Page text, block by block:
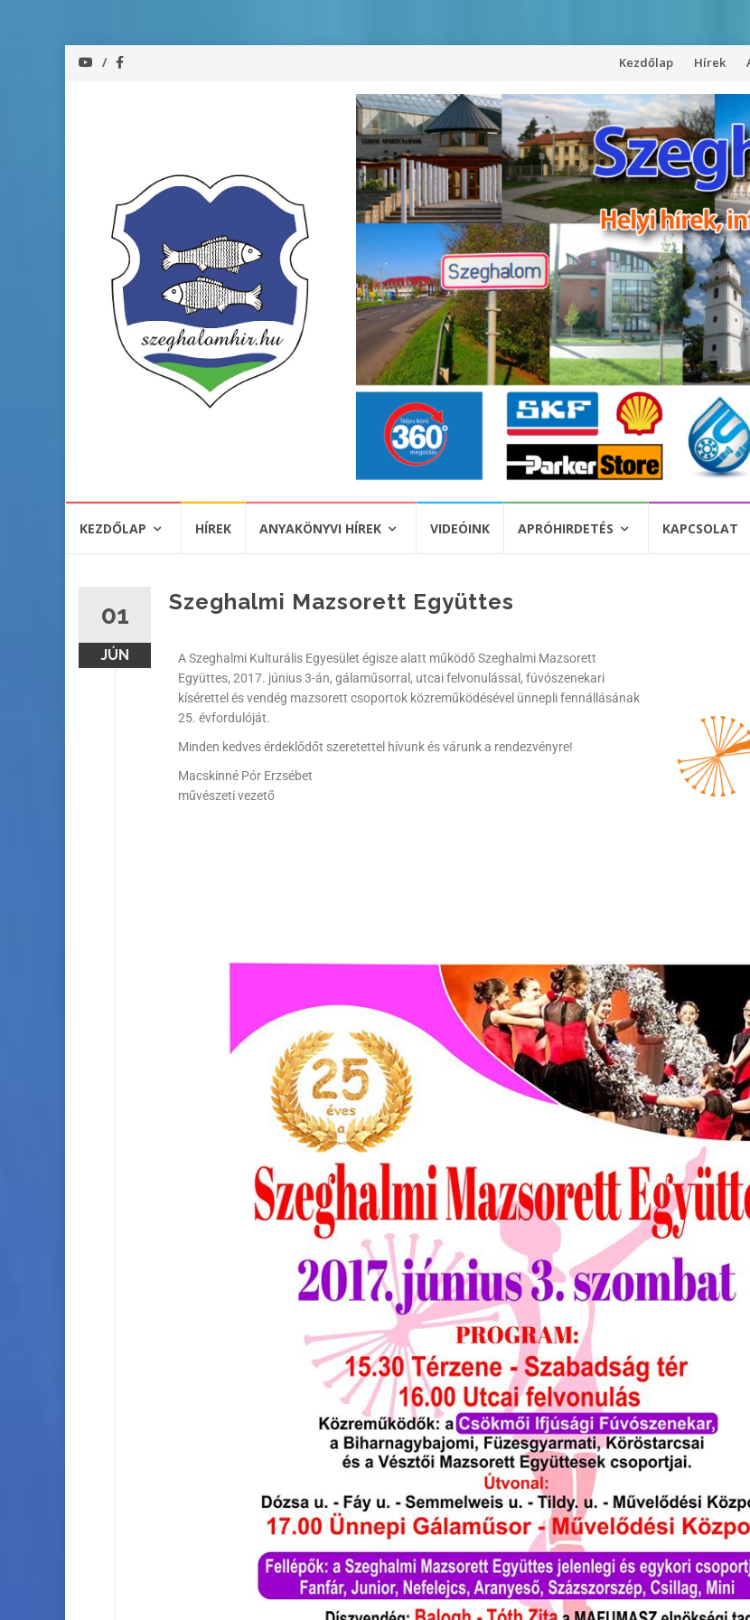
Kezdőlap Hírek
KEZDŐLAP HÍREK ANYAKÖNYVI HÍREK VIDEÓINK APRÓHIRDETÉS KAPCSOLAT
01
JÚN
Szeghalmi Mazsorett Együttes
A Szeghalmi Kulturális Egyesület égisze alatt működő Szeghalmi Mazsorett
Együttes, 2017. június 3-án, gálaműsorral, utcai felvonulással, fúvószenekari
kísérettel és vendég mazsorett csoportok közreműködésével ünnepli fennállásának
25. évfordulóját.
Minden kedves érdeklődőt szeretettel hívunk és várunk a rendezvényre!
Macskinné Pór Erzsébet
művészeti vezető